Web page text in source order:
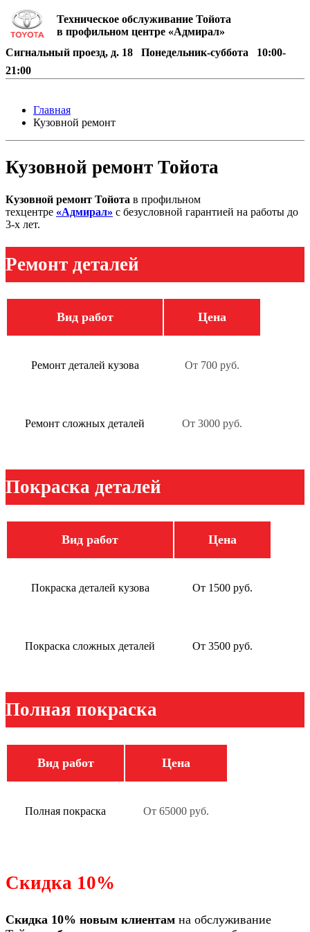
Техническое обслуживание Тойота
в профильном центре «Адмирал»
Сигнальный проезд, д. 18
Понедельник-суббота
10:00-
21:00
Главная
Кузовной ремонт
Кузовной ремонт Тойота
Кузовной ремонт Тойота в профильном
техцентре «Адмирал» с безусловной гарантией на работы до
3-х лет.
Ремонт деталей
Вид работ Цена
Ремонт деталей кузова От 700 руб.
Ремонт сложных деталей От 3000 руб.
Покраска деталей
Вид работ Цена
Покраска деталей кузова От 1500 руб.
Покраска сложных деталей От 3500 руб.
Полная покраска
Вид работ Цена
Полная покраска От 65000 руб.
Скидка 10%
Скидка 10% новым клиентам на обслуживание